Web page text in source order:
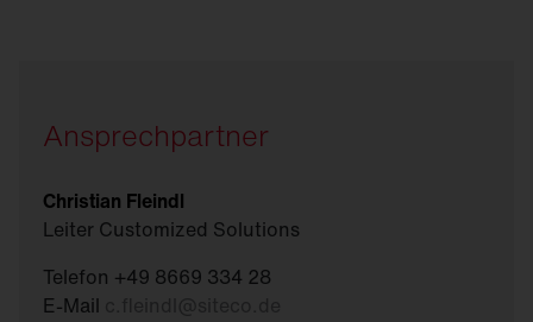
Ansprechpartner
Christian Fleindl
Leiter Customized Solutions
Telefon +49 8669 334 28
E-Mail